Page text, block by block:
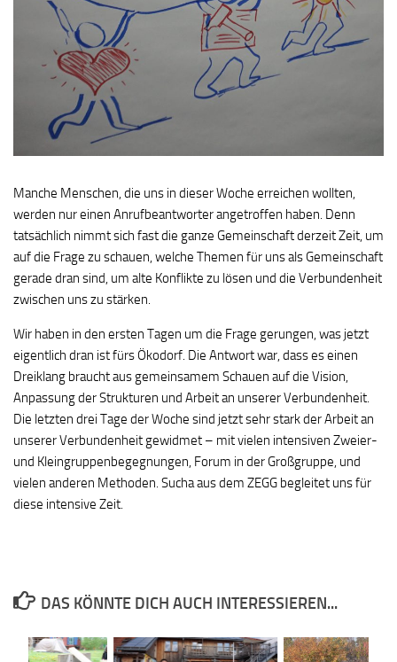
Manche Menschen, die uns in dieser Woche erreichen wollten,
werden nur einen Anrufbeantworter angetroffen haben. Denn
tatsächlich nimmt sich fast die ganze Gemeinschaft derzeit Zeit, um
auf die Frage zu schauen, welche Themen für uns als Gemeinschaft
gerade dran sind, um alte Konflikte zu lösen und die Verbundenheit
zwischen uns zu stärken.
Wir haben in den ersten Tagen um die Frage gerungen, was jetzt
eigentlich dran ist fürs Ökodorf. Die Antwort war, dass es einen
Dreiklang braucht aus gemeinsamem Schauen auf die Vision,
Anpassung der Strukturen und Arbeit an unserer Verbundenheit.
Die letzten drei Tage der Woche sind jetzt sehr stark der Arbeit an
unserer Verbundenheit gewidmet – mit vielen intensiven Zweier-
und Kleingruppenbegegnungen, Forum in der Großgruppe, und
vielen anderen Methoden. Sucha aus dem ZEGG begleitet uns für
diese intensive Zeit.
DAS KÖNNTE DICH AUCH INTERESSIEREN...